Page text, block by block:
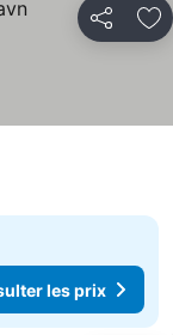
Partager
les prix